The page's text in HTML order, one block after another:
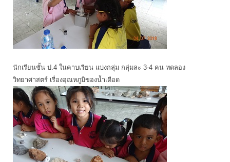
นักเรียนชั้น ป.4 ในคาบเรียน แบ่งกลุ่ม กลุ่มละ 3-4 คน ทดลอง
วิทยาศาสตร์ เรื่องอุณหภูมิของน้ำเดือด